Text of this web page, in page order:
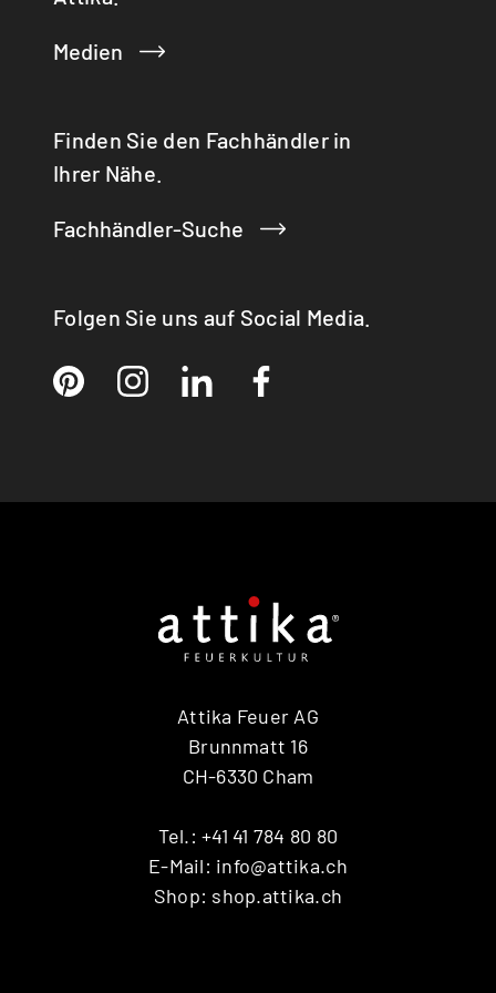
JUNO
MINO
NEW PILAR
NEXO 185
OPUS
POLEO
Q-BE
TAIKO
VIVA 98 / 120
X-BOARD
X-FRONT
Medien
Finden Sie den Fachhändler in
Ihrer Nähe.
Fachhändler-Suche
Folgen Sie uns auf Social Media.
Attika Feuer AG
Brunnmatt 16
CH-6330 Cham
Tel.:+41 41 784 80 80
E-Mail: info@attika.ch
Shop: shop.attika.ch